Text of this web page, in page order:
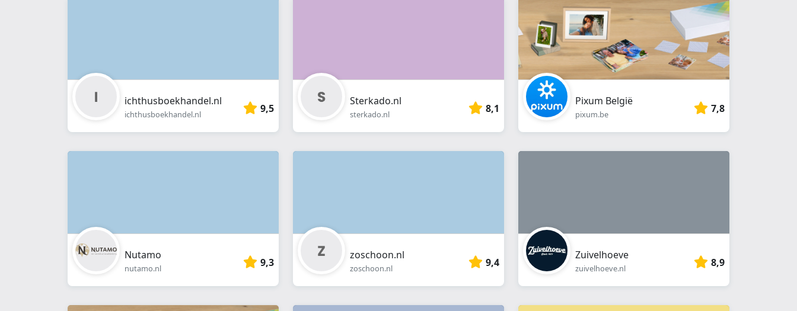
ichthusboekhandel.nl
ichthusboekhandel.nl 9,5
Sterkado.nl
sterkado.nl 8,1
Pixum België
pixum.be 7,8
Nutamo
nutamo.nl 9,3
zoschoon.nl
zoschoon.nl 9,4
Zuivelhoeve
zuivelhoeve.nl 8,9